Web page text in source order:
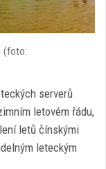
(foto:
serverů
letovém řádu,
letů čínskými
leteckým